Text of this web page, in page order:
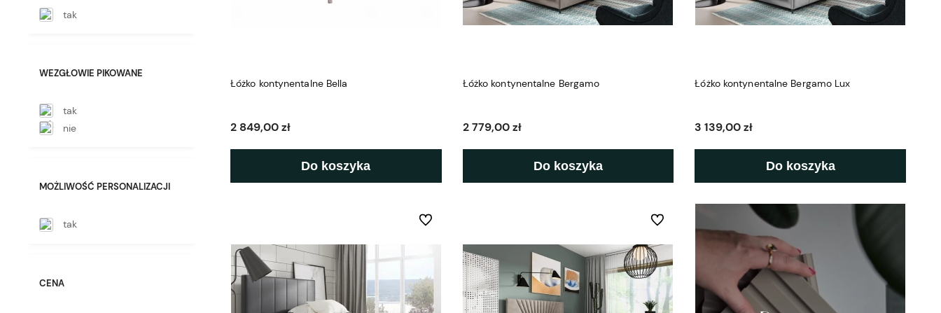
tak
WEZGŁOWIE PIKOWANE
tak
nie
MOŻLIWOŚĆ PERSONALIZACJI
tak
CENA
Łóżko kontynentalne Bella
2 849,00 zł
Do koszyka
Łóżko kontynentalne Bergamo
2 779,00 zł
Do koszyka
Łóżko kontynentalne Bergamo Lux
3 139,00 zł
Do koszyka
Do ulubionych Do ulubionych